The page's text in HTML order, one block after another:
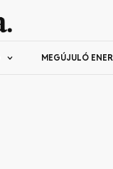
MEGÚJULÓ